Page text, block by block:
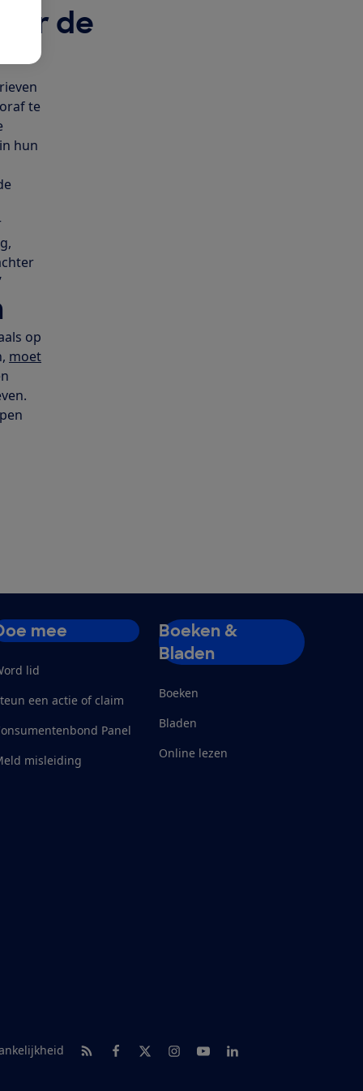
de
te
hun
op
moet
mee
lid
een actie of claim
Panel
misleiding
Boeken &
Bladen
Boeken
Bladen
Online lezen
RSS-feed nieuws
Facebook
TwitterInstagram
YoutubeLinkedIn